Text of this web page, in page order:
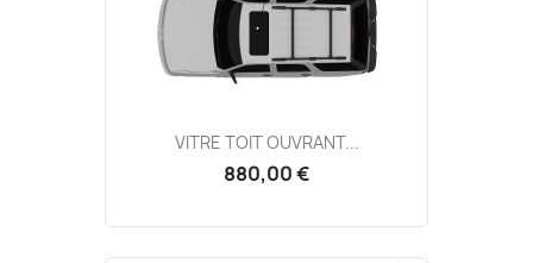
VITRE TOIT OUVRANT...
880,00 €